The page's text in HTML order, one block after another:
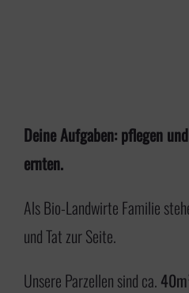
Deine Aufgaben: pflegen
ernten.
Als Bio-Landwirte Familie
und Tat zur Seite.
Unsere Parzellen sind ca.